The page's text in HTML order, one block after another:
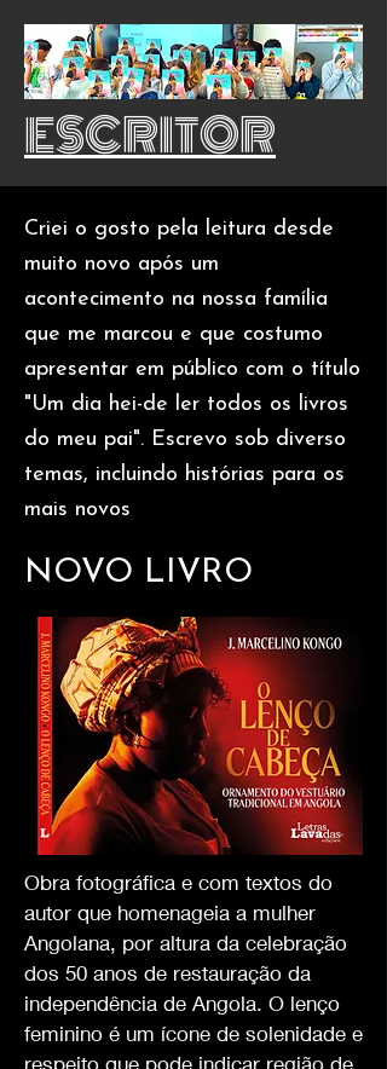
ESCRITOR
Criei o gosto pela leitura desde
muito novo após um
acontecimento na nossa família
que me marcou e que costumo
apresentar em público com o título
"Um dia hei-de ler todos os livros
do meu pai". Escrevo sob diverso
temas, incluindo histórias para os
mais novos
NOVO LIVRO
Obra fotográfica e com textos do
autor que homenageia a mulher
Angolana, por altura da celebração
dos 50 anos de restauração da
independência de Angola. O lenço
feminino é um ícone de solenidade e
respeito que pode indicar região de